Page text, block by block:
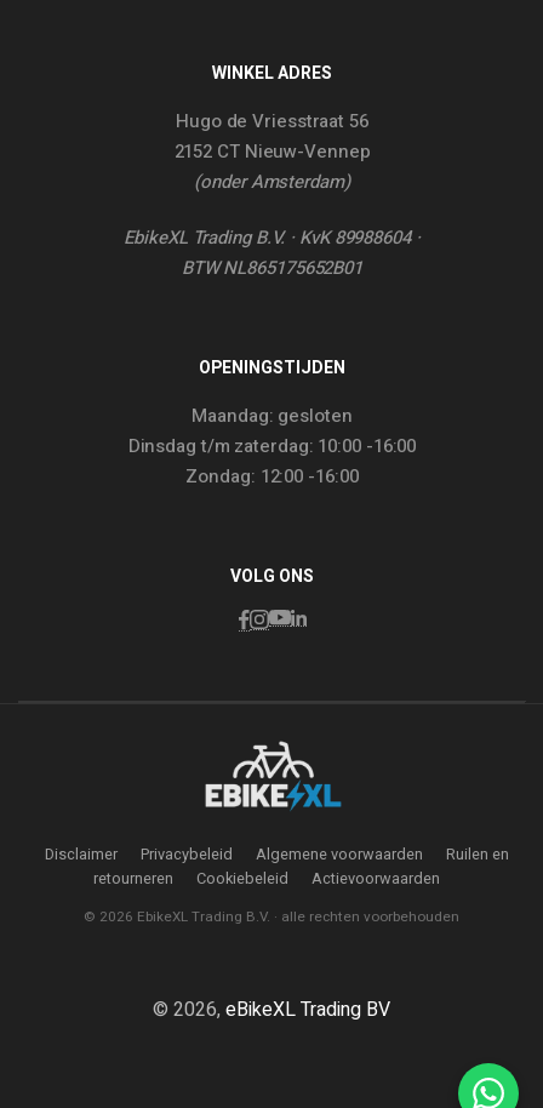
WINKEL ADRES
Hugo de Vriesstraat 56
2152 CT Nieuw-Vennep
(onder Amsterdam)
EbikeXL Trading B.V. · KvK 89988604 ·
BTW NL865175652B01
OPENINGSTIJDEN
Maandag: gesloten
Dinsdag t/m zaterdag: 10:00 -16:00
Zondag: 12:00 -16:00
VOLG ONS
Disclaimer Privacybeleid Algemene voorwaarden
Ruilen en
retourneren
Cookiebeleid Actievoorwaarden
© 2026 EbikeXL Trading B.V. · alle rechten voorbehouden
© 2026, eBikeXL Trading BV